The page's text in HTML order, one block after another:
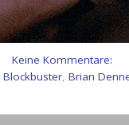
Keine Kommentare:
Blockbuster, Brian